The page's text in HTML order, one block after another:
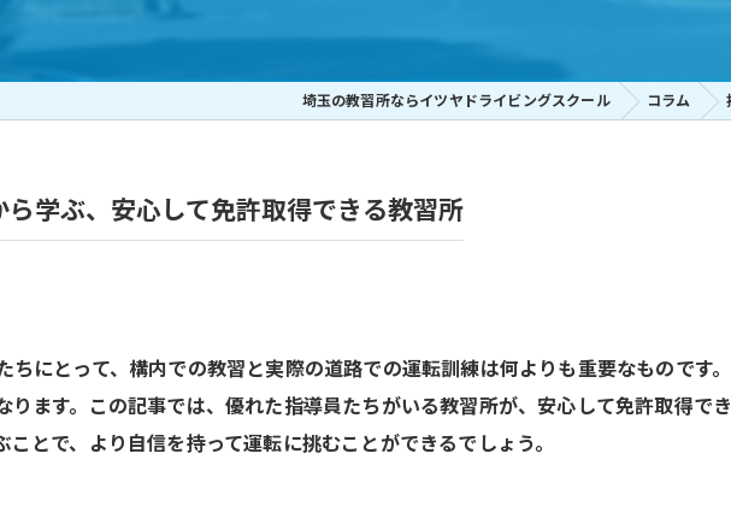
埼玉の教習所ならイツヤドライビングスクール コラム
学ぶ、安心して免許取得できる教習所
ちにとって、構内での教習と実際の道路での運転訓練は何よりも重要なものです
ります。この記事では、優れた指導員たちがいる教習所が、安心して免許取得で
とで、より自信を持って運転に挑むことができるでしょう。